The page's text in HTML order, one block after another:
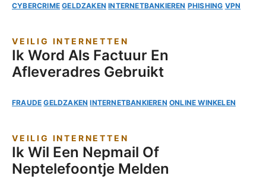
CYBERCRIME GELDZAKEN INTERNETBANKIEREN PHISHING VPN
VEILIG INTERNETTEN
Ik Word Als Factuur En
Afleveradres Gebruikt
FRAUDE GELDZAKEN INTERNETBANKIEREN ONLINE WINKELEN
VEILIG INTERNETTEN
Ik Wil Een Nepmail Of
Neptelefoontje Melden